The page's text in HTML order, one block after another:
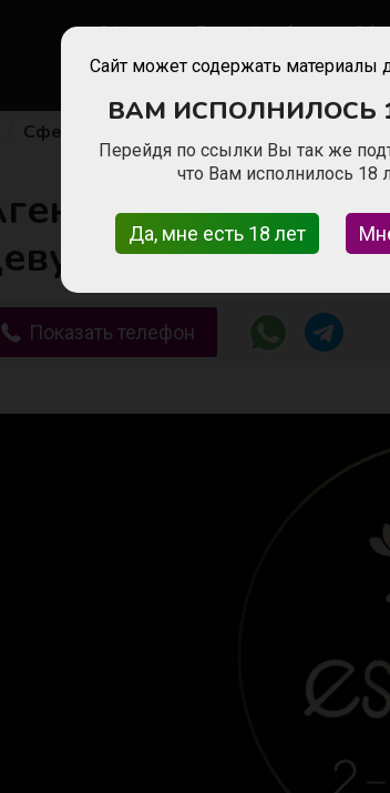
Казань Личный кабинет
Сфера развлечений Агенство
«ESTETIC
для
Показать телефон
Сайт может содержать материалы
ВАМ ИСПОЛНИЛОСЬ
Перейдя по ссылки Вы так же
что Вам исполнилось 18
Да, мне есть 18 лет